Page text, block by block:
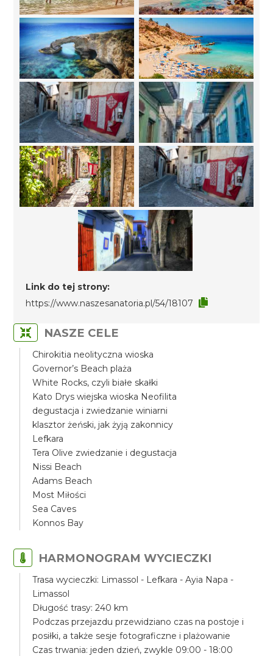
Link do tej strony:
https://www.naszesanatoria.pl/54/18107
NASZE CELE
Chirokitia neolityczna wioska
Governor’s Beach plaża
White Rocks, czyli białe skałki
Kato Drys wiejska wioska Neofilita
degustacja i zwiedzanie winiarni
klasztor żeński, jak żyją zakonnicy
Lefkara
Tera Olive zwiedzanie i degustacja
Nissi Beach
Adams Beach
Most Miłości
Sea Caves
Konnos Bay
HARMONOGRAM WYCIECZKI
Trasa wycieczki: Limassol - Lefkara - Ayia Napa -
Limassol
Długość trasy: 240 km
Podczas przejazdu przewidziano czas na postoje i
posiłki, a także sesje fotograficzne i plażowanie
Czas trwania: jeden dzień, zwykle 09:00 - 18:00